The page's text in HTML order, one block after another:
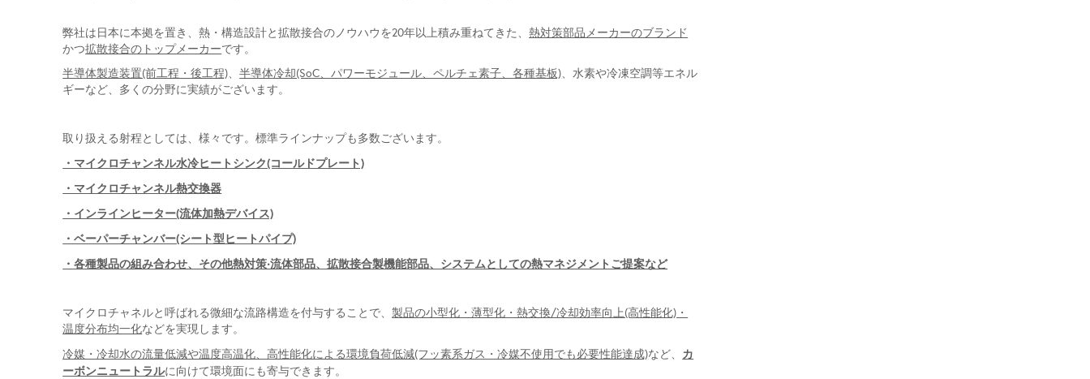
弊社は日本に本拠を置き、熱・構造設計と拡散接合のノウハウを20年以上積み重ねてきた、熱対策部品メーカーのブランド
かつ拡散接合のトップメーカーです。
半導体製造装置(前工程・後工程)、半導体冷却(SoC、パワーモジュール、ペルチェ素子、各種基板)、水素や冷凍空調等エネル
ギーなど、多くの分野に実績がございます。
取り扱える射程としては、様々です。標準ラインナップも多数ございます。
・マイクロチャンネル水冷ヒートシンク(コールドプレート)
・マイクロチャンネル熱交換器
・インラインヒーター(流体加熱デバイス)
・ベーパーチャンバー(シート型ヒートパイプ)
・各種製品の組み合わせ、その他熱対策‧流体部品、拡散接合製機能部品、システムとしての熱マネジメントご提案など
マイクロチャネルと呼ばれる微細な流路構造を付与することで、製品の小型化・薄型化・熱交換/冷却効率向上(高性能化)・
温度分布均一化などを実現します。
冷媒・冷却水の流量低減や温度高温化、高性能化による環境負荷低減(フッ素系ガス・冷媒不使用でも必要性能達成)など、 カ
ーボンニュートラルに向けて環境面にも寄与できます。